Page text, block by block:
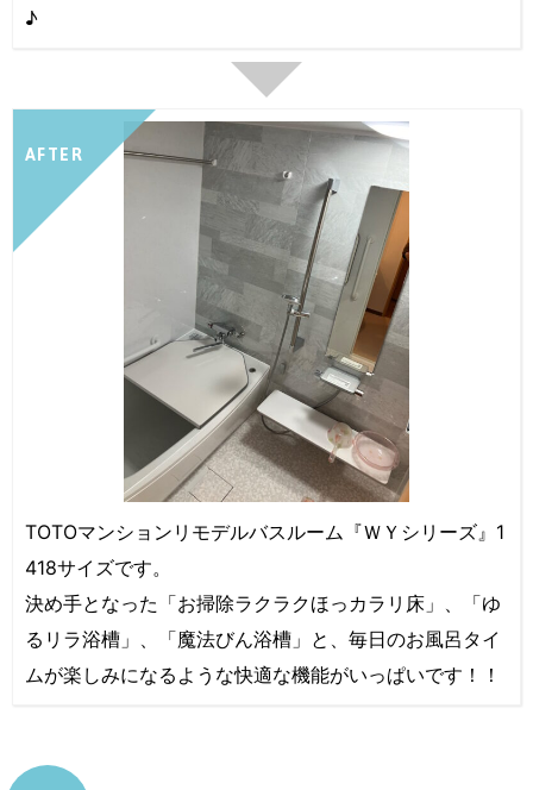
♪
AFTER
TOTOマンションリモデルバスルーム『ＷＹシリーズ』1
418サイズです。
決め手となった「お掃除ラクラクほっカラリ床」、「ゆ
るリラ浴槽」、「魔法びん浴槽」と、毎日のお風呂タイ
ムが楽しみになるような快適な機能がいっぱいです！！